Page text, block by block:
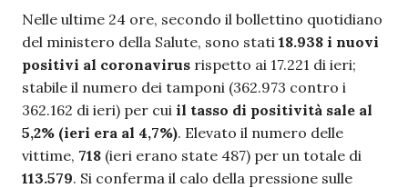
Nelle ultime 24 ore, secondo il bollettino quotidiano
del ministero della Salute, sono stati 18.938 i nuovi
positivi al coronavirus rispetto ai 17.221 di ieri;
stabile il numero dei tamponi (362.973 contro i
362.162 di ieri) per cui il tasso di positività sale al
5,2% (ieri era al 4,7%). Elevato il numero delle
vittime, 718 (ieri erano state 487) per un totale di
113.579. Si conferma il calo della pressione sulle